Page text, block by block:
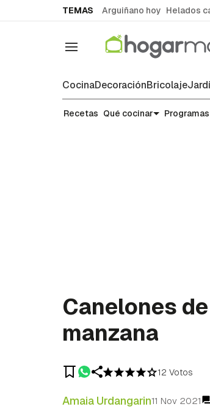
TEMAS Arguiñano hoy Helados
Navegación
CocinaDecoraciónBricolaje
Recetas
Recetas Qué cocinar
Canelones
manzana
12 Votos
Amaia Urdangarin11 Nov 2021